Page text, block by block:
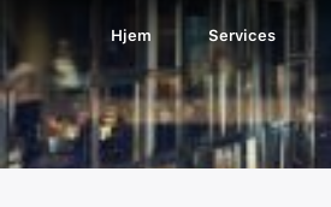
Hjem Services